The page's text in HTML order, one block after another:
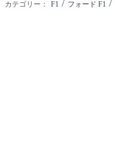
カテゴリー： F1 / フォード F1 /